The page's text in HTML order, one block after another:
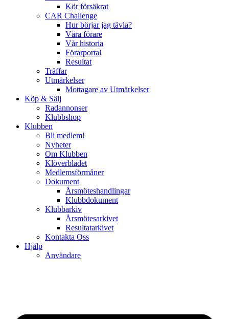
Kör försäkrat
CAR Challenge
Hur börjar jag tävla?
Våra förare
Vår historia
Förarportal
Resultat
Träffar
Utmärkelser
Mottagare av Utmärkelser
Köp & Sälj
Radannonser
Klubbshop
Klubben
Bli medlem!
Nyheter
Om Klubben
Klöverbladet
Medlemsförmåner
Dokument
Årsmöteshandlingar
Klubbdokument
Klubbarkiv
Årsmötesarkivet
Resultatarkivet
Kontakta Oss
Hjälp
Användare